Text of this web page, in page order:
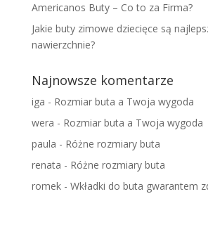
Americanos Buty – Co to za Firma?
Jakie buty zimowe dziecięce są
nawierzchnie?
Najnowsze komentarze
iga - Rozmiar buta a Twoja wygoda
wera - Rozmiar buta a Twoja wygoda
paula - Różne rozmiary buta
renata - Różne rozmiary buta
romek- Wkładki do buta gwarantem